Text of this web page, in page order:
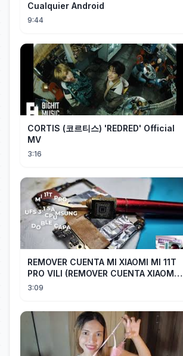
Cualquier Android
9:44
CORTIS (코르티스) 'REDRED' Official
MV
3:16
REMOVER CUENTA MI XIAOMI MI 11T
PRO VILI (REMOVER CUENTA XIAOMI
CUALQUIER XIAOMI CON EASY JTAG)
3:09